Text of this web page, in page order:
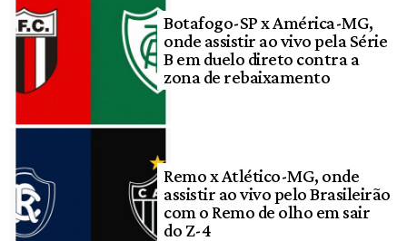
Botafogo-SP x América-MG,
onde assistir ao vivo pela Série
B em duelo direto contra a
zona de rebaixamento
Remo x Atlético-MG, onde
assistir ao vivo pelo Brasileirão
com o Remo de olho em sair
do Z-4